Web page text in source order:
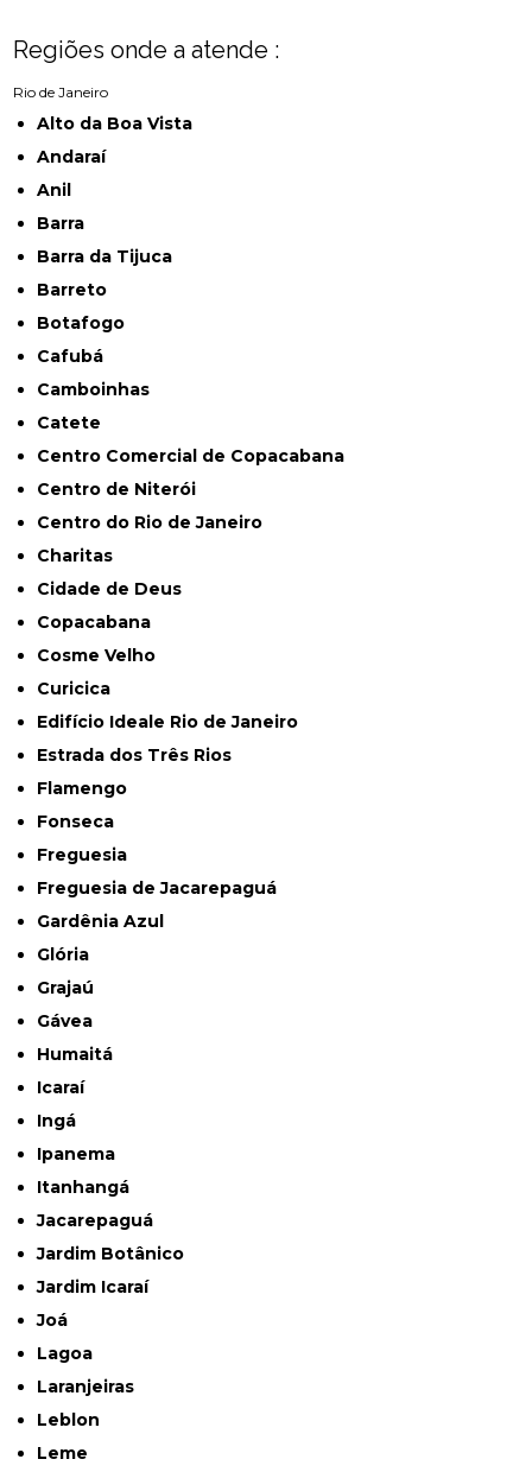
Regiões onde a atende :
Rio de Janeiro
Alto da Boa Vista
Andaraí
Anil
Barra
Barra da Tijuca
Barreto
Botafogo
Cafubá
Camboinhas
Catete
Centro Comercial de Copacabana
Centro de Niterói
Centro do Rio de Janeiro
Charitas
Cidade de Deus
Copacabana
Cosme Velho
Curicica
Edifício Ideale Rio de Janeiro
Estrada dos Três Rios
Flamengo
Fonseca
Freguesia
Freguesia de Jacarepaguá
Gardênia Azul
Glória
Grajaú
Gávea
Humaitá
Icaraí
Ingá
Ipanema
Itanhangá
Jacarepaguá
Jardim Botânico
Jardim Icaraí
Joá
Lagoa
Laranjeiras
Leblon
Leme